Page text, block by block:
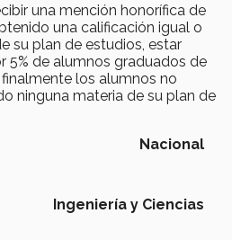
una mención honorífica de
una calificación igual o
su plan de estudios, estar
5% de alumnos graduados de
los alumnos no
ninguna materia de su plan de
Nacional
Ingeniería y Ciencias